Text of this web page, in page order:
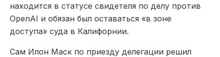
находится в статусе свидетеля по делу против
OpenAI и обязан был оставаться «в зоне
доступа» суда в Калифорнии.
Сам Илон Маск по приезду делегации решил